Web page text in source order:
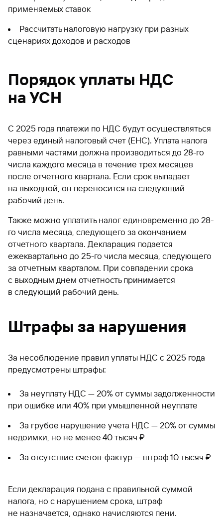
применяемых ставок
Рассчитать налоговую нагрузку при разных
сценариях доходов и расходов
Порядок уплаты НДС
на УСН
С 2025 года платежи по НДС будут осуществляться
через единый налоговый счет (ЕНС). Уплата налога
равными частями должна производиться до 28-го
числа каждого месяца в течение трех месяцев
после отчетного квартала. Если срок выпадает
на выходной, он переносится на следующий
рабочий день.
Также можно уплатить налог единовременно до 28-
го числа месяца, следующего за окончанием
отчетного квартала. Декларация подается
ежеквартально до 25-го числа месяца, следующего
за отчетным кварталом. При совпадении срока
с выходным днем отчетность принимается
в следующий рабочий день.
Штрафы за нарушения
За несоблюдение правил уплаты НДС с 2025 года
предусмотрены штрафы:
За неуплату НДС — 20% от суммы задолженности
при ошибке или 40% при умышленной неуплате
За грубое нарушение учета НДС — 20% от суммы
недоимки, но не менее 40 тысяч ₽
За отсутствие счетов-фактур — штраф 10 тысяч ₽
Если декларация подана с правильной суммой
налога, но с нарушением срока, штраф
не назначается, однако начисляются пени.